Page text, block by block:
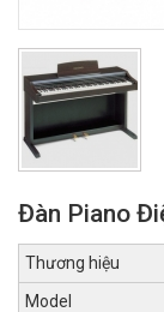
Đàn Piano
Thương hiệu
Model